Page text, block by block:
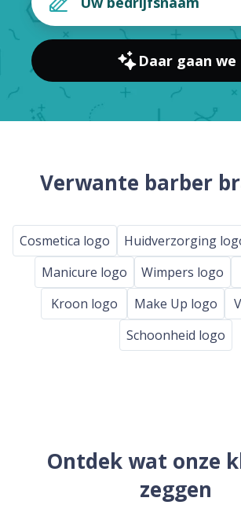
Daar gaan we
Verwante barber
Cosmetica logo Huidverzorging
Manicure logo
Wimpers logo
Kroon logo
Make Up logo
Schoonheid logo
Ontdek wat onze
zeggen